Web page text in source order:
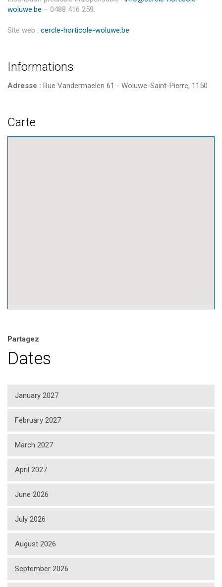
woluwe.be – 0488 416 259.
Site web : cercle-horticole-woluwe.be
Informations
Adresse : Rue Vandermaelen 61 - Woluwe-Saint-Pierre, 1150
Carte
Partagez
Dates
January 2027
February 2027
March 2027
April 2027
June 2026
July 2026
August 2026
September 2026